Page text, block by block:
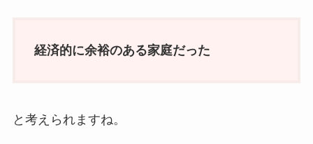
経済的に余裕のある家庭だった
と考えられますね。